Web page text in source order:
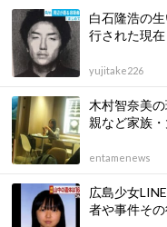
白石隆浩の
行された現
yujitake226
木村智奈美
親など家族
entamenews
広島少女
者や事件そ